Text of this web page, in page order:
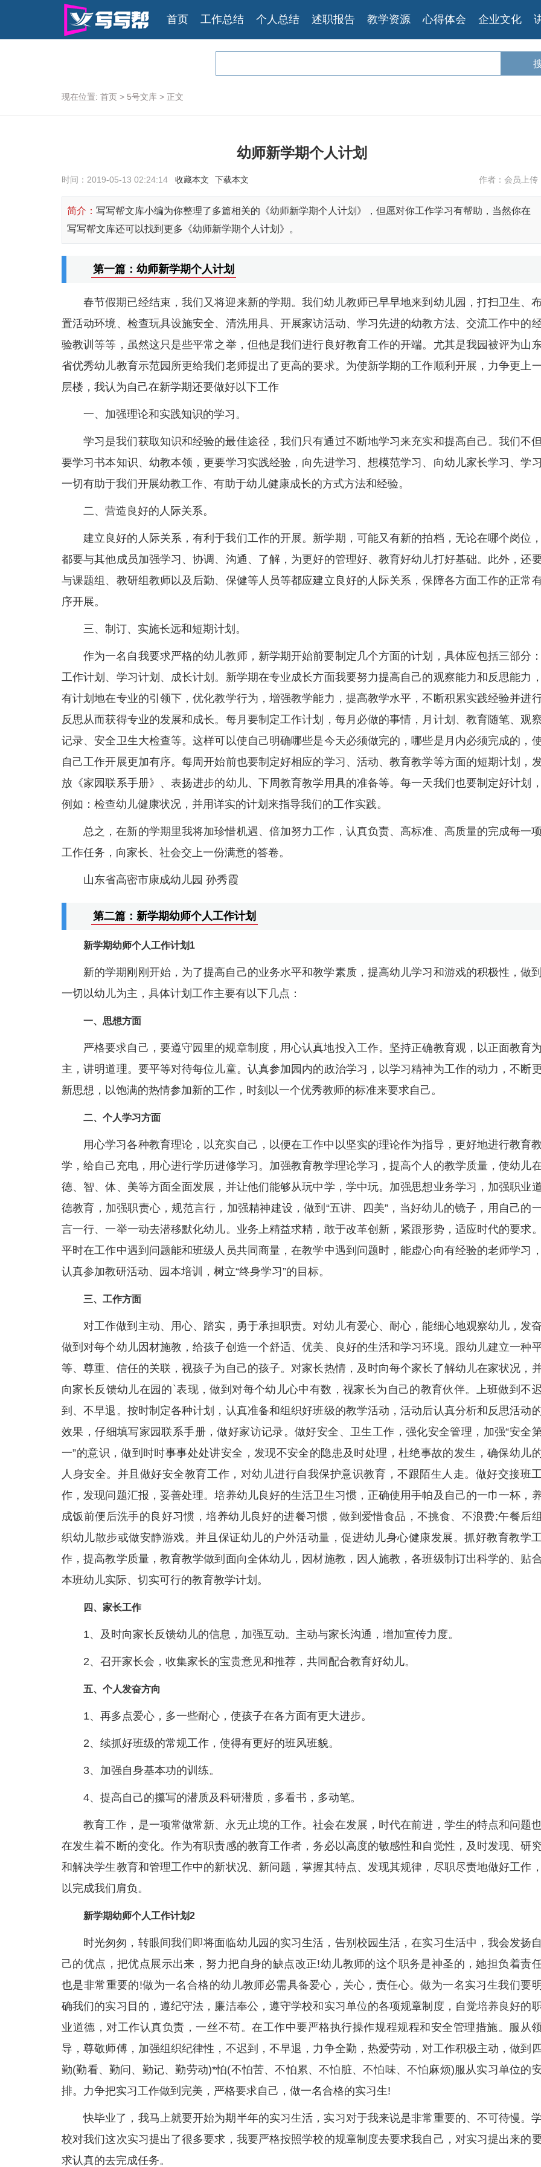
首页 工作总结 个人总结 述职报告 教学资源 心得体会 企业文化
现在位置: 首页 > 5号文库 > 正文
幼师新学期个人计划
时间：2019-05-13 02:24:14 收藏本文 下载本文 作者：会员上传
简介： 写写帮文库小编为你整理了多篇相关的《幼师新学期个人计划》，但愿对你工作学习有帮助，当然你在
写写帮文库还可以找到更多《幼师新学期个人计划》。
第一篇：幼师新学期个人计划
春节假期已经结束，我们又将迎来新的学期。我们幼儿教师已早早地来到幼儿园，打扫卫生、
置活动环境、检查玩具设施安全、清洗用具、开展家访活动、学习先进的幼教方法、交流工作中的
验教训等等，虽然这只是些平常之举，但他是我们进行良好教育工作的开端。尤其是我园被评为山
省优秀幼儿教育示范园所更给我们老师提出了更高的要求。为使新学期的工作顺利开展，力争更上
层楼，我认为自己在新学期还要做好以下工作
一、加强理论和实践知识的学习。
学习是我们获取知识和经验的最佳途径，我们只有通过不断地学习来充实和提高自己。我们不但
要学习书本知识、幼教本领，更要学习实践经验，向先进学习、想模范学习、向幼儿家长学习、学习
一切有助于我们开展幼教工作、有助于幼儿健康成长的方式方法和经验。
二、营造良好的人际关系。
建立良好的人际关系，有利于我们工作的开展。新学期，可能又有新的拍档，无论在哪个岗位，
都要与其他成员加强学习、协调、沟通、了解，为更好的管理好、教育好幼儿打好基础。此外，还
与课题组、教研组教师以及后勤、保健等人员等都应建立良好的人际关系，保障各方面工作的正常
序开展。
三、制订、实施长远和短期计划。
作为一名自我要求严格的幼儿教师，新学期开始前要制定几个方面的计划，具体应包括三部分：
工作计划、学习计划、成长计划。新学期在专业成长方面我要努力提高自己的观察能力和反思能力，
有计划地在专业的引领下，优化教学行为，增强教学能力，提高教学水平，不断积累实践经验并进
反思从而获得专业的发展和成长。每月要制定工作计划，每月必做的事情，月计划、教育随笔、观
记录、安全卫生大检查等。这样可以使自己明确哪些是今天必须做完的，哪些是月内必须完成的，
自己工作开展更加有序。每周开始前也要制定好相应的学习、活动、教育教学等方面的短期计划，
放《家园联系手册》、表扬进步的幼儿、下周教育教学用具的准备等。每一天我们也要制定好计划，
例如：检查幼儿健康状况，并用详实的计划来指导我们的工作实践。
总之，在新的学期里我将加珍惜机遇、倍加努力工作，认真负责、高标准、高质量的完成每一项
工作任务，向家长、社会交上一份满意的答卷。
山东省高密市康成幼儿园 孙秀霞
第二篇：新学期幼师个人工作计划
新学期幼师个人工作计划1
新的学期刚刚开始，为了提高自己的业务水平和教学素质，提高幼儿学习和游戏的积极性，做到
一切以幼儿为主，具体计划工作主要有以下几点：
一、思想方面
严格要求自己，要遵守园里的规章制度，用心认真地投入工作。坚持正确教育观，以正面教育为
主，讲明道理。要平等对待每位儿童。认真参加园内的政治学习，以学习精神为工作的动力，不断
新思想，以饱满的热情参加新的工作，时刻以一个优秀教师的标准来要求自己。
二、个人学习方面
用心学习各种教育理论，以充实自己，以便在工作中以坚实的理论作为指导，更好地进行教育教
学，给自己充电，用心进行学历进修学习。加强教育教学理论学习，提高个人的教学质量，使幼儿
德、智、体、美等方面全面发展，并让他们能够从玩中学，学中玩。加强思想业务学习，加强职业
德教育，加强职责心，规范言行，加强精神建设，做到“五讲、四美”，当好幼儿的镜子，用自己的
言一行、一举一动去潜移默化幼儿。业务上精益求精，敢于改革创新，紧跟形势，适应时代的要求。
平时在工作中遇到问题能和班级人员共同商量，在教学中遇到问题时，能虚心向有经验的老师学习，
认真参加教研活动、园本培训，树立“终身学习”的目标。
三、工作方面
对工作做到主动、用心、踏实，勇于承担职责。对幼儿有爱心、耐心，能细心地观察幼儿，发奋
做到对每个幼儿因材施教，给孩子创造一个舒适、优美、良好的生活和学习环境。跟幼儿建立一种
等、尊重、信任的关联，视孩子为自己的孩子。对家长热情，及时向每个家长了解幼儿在家状况，
向家长反馈幼儿在园的`表现，做到对每个幼儿心中有数，视家长为自己的教育伙伴。上班做到不迟
到、不早退。按时制定各种计划，认真准备和组织好班级的教学活动，活动后认真分析和反思活动
效果，仔细填写家园联系手册，做好家访记录。做好安全、卫生工作，强化安全管理，加强“安全
一”的意识，做到时时事事处处讲安全，发现不安全的隐患及时处理，杜绝事故的发生，确保幼儿
人身安全。并且做好安全教育工作，对幼儿进行自我保护意识教育，不跟陌生人走。做好交接班工
作，发现问题汇报，妥善处理。培养幼儿良好的生活卫生习惯，正确使用手帕及自己的一巾一杯，
成饭前便后洗手的良好习惯，培养幼儿良好的进餐习惯，做到爱惜食品，不挑食、不浪费;午餐后组
织幼儿散步或做安静游戏。并且保证幼儿的户外活动量，促进幼儿身心健康发展。抓好教育教学工
作，提高教学质量，教育教学做到面向全体幼儿，因材施教，因人施教，各班级制订出科学的、贴
本班幼儿实际、切实可行的教育教学计划。
四、家长工作
1、及时向家长反馈幼儿的信息，加强互动。主动与家长沟通，增加宣传力度。
2、召开家长会，收集家长的宝贵意见和推荐，共同配合教育好幼儿。
五、个人发奋方向
1、再多点爱心，多一些耐心，使孩子在各方面有更大进步。
2、续抓好班级的常规工作，使得有更好的班风班貌。
3、加强自身基本功的训练。
4、提高自己的攥写的潜质及科研潜质，多看书，多动笔。
教育工作，是一项常做常新、永无止境的工作。社会在发展，时代在前进，学生的特点和问题
在发生着不断的变化。作为有职责感的教育工作者，务必以高度的敏感性和自觉性，及时发现、研
和解决学生教育和管理工作中的新状况、新问题，掌握其特点、发现其规律，尽职尽责地做好工作，
以完成我们肩负。
新学期幼师个人工作计划2
时光匆匆，转眼间我们即将面临幼儿园的实习生活，告别校园生活，在实习生活中，我会发扬自
己的优点，把优点展示出来，努力把自身的缺点改正!幼儿教师的这个职务是神圣的，她担负着责
也是非常重要的!做为一名合格的幼儿教师必需具备爱心，关心，责任心。做为一名实习生我们要明
确我们的实习目的，遵纪守法，廉洁奉公，遵守学校和实习单位的各项规章制度，自觉培养良好的
业道德，对工作认真负责，一丝不苟。在工作中要严格执行操作规程规程和安全管理措施。服从领
导，尊敬师傅，加强组织纪律性，不迟到，不早退，力争全勤，热爱劳动，对工作积极主动，做到四
勤(勤看、勤问、勤记、勤劳动)*怕(不怕苦、不怕累、不怕脏、不怕味、不怕麻烦)服从实习单位的
排。力争把实习工作做到完美，严格要求自己，做一名合格的实习生!
快毕业了，我马上就要开始为期半年的实习生活，实习对于我来说是非常重要的、不可待慢。学
校对我们这次实习提出了很多要求，我要严格按照学校的规章制度去要求我自己，对实习提出来的
求认真的去完成任务。